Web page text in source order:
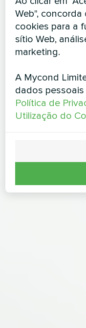
Web",
cookies para a
sítio Web,
marketing.
A Mycond
dados
Política de
Utilização do